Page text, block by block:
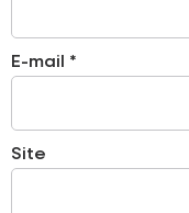
E-mail *
Site